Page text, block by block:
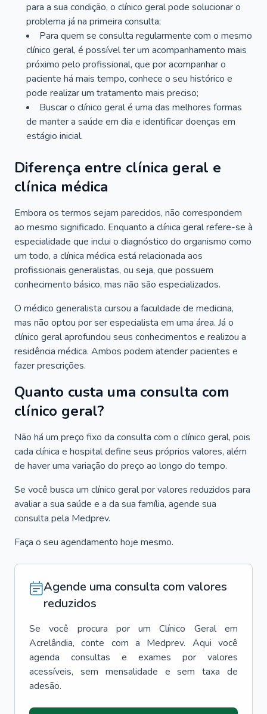
para a sua condição, o clínico geral pode solucionar o
problema já na primeira consulta;
Para quem se consulta regularmente com o mesmo
clínico geral, é possível ter um acompanhamento mais
próximo pelo profissional, que por acompanhar o
paciente há mais tempo, conhece o seu histórico e
pode realizar um tratamento mais preciso;
Buscar o clínico geral é uma das melhores formas
de manter a saúde em dia e identificar doenças em
estágio inicial.
Diferença entre clínica geral e
clínica médica
Embora os termos sejam parecidos, não correspondem
ao mesmo significado. Enquanto a clínica geral refere-se à
especialidade que inclui o diagnóstico do organismo como
um todo, a clínica médica está relacionada aos
profissionais generalistas, ou seja, que possuem
conhecimento básico, mas não são especializados.
O médico generalista cursou a faculdade de medicina,
mas não optou por ser especialista em uma área. Já o
clínico geral aprofundou seus conhecimentos e realizou a
residência médica. Ambos podem atender pacientes e
fazer prescrições.
Quanto custa uma consulta com
clínico geral?
Não há um preço fixo da consulta com o clínico geral, pois
cada clínica e hospital define seus próprios valores, além
de haver uma variação do preço ao longo do tempo.
Se você busca um clínico geral por valores reduzidos para
avaliar a sua saúde e a da sua família, agende sua
consulta pela Medprev.
Faça o seu agendamento hoje mesmo.
Agende uma consulta com valores
reduzidos
Se você procura por um Clínico Geral
em
Acrelândia, conte com a Medprev. Aqui você
agenda consultas e exames por valores
acessíveis, sem mensalidade e sem taxa de
adesão.